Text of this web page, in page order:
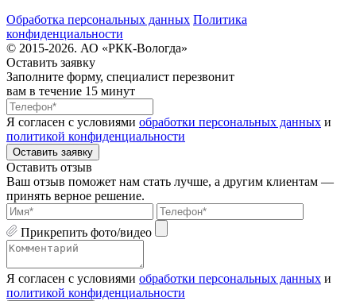
Обработка персональных данных Политика
конфиденциальности
© 2015-2026. АО «РКК-Вологда»
Оставить заявку
Заполните форму, специалист перезвонит
вам в течение 15 минут
Я согласен с условиями обработки персональных данных и
политикой конфиденциальности
Оставить заявку
Оставить отзыв
Ваш отзыв поможет нам стать лучше, а другим клиентам —
принять верное решение.
Прикрепить фото/видео
Я согласен с условиями обработки персональных данных и
политикой конфиденциальности